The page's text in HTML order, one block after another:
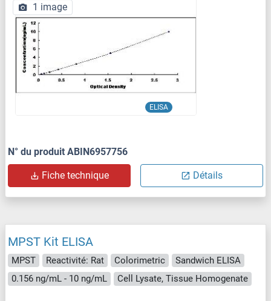
ELISA
1 image
N° du produit ABIN6957756
Fiche technique Détails
MPST Kit ELISA
MPST Reactivité: Rat Colorimetric
Sandwich ELISA
0.156 ng/mL - 10 ng/mL
Cell Lysate, Tissue Homogenate